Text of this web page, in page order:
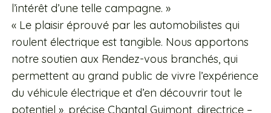
l’intérêt d’une telle campagne. »
« Le plaisir éprouvé par les automobilistes qui
roulent électrique est tangible. Nous apportons
notre soutien aux Rendez-vous branchés, qui
permettent au grand public de vivre l’expérience
du véhicule électrique et d’en découvrir tout le
potentiel », précise Chantal Guimont, directrice –